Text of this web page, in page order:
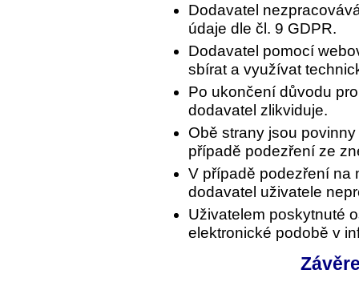
Dodavatel
údaje dle čl. 9 GDPR.
Dodavatel pomocí
sbírat a využívat
Po ukončení důvodu
dodavatel zlikviduje.
Obě strany jsou
případě podezření ze
V případě podezření na
dodavatel uživatele
Uživatelem poskytnuté
elektronické podobě v